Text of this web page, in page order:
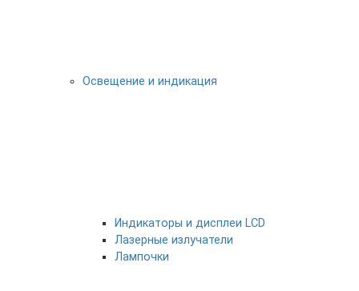
Освещение и индикация
Индикаторы и дисплеи LCD
Лазерные излучатели
Лампочки